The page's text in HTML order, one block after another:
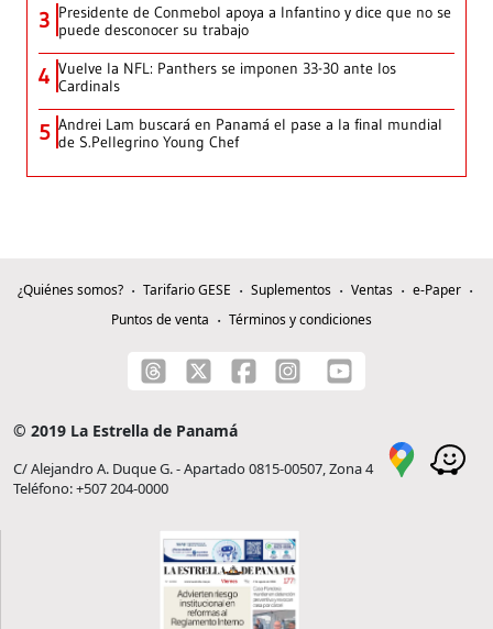
3 Presidente de Conmebol apoya a Infantino y dice que no se
puede desconocer su trabajo
4 Vuelve la NFL: Panthers se imponen 33-30 ante los
Cardinals
5 Andrei Lam buscará en Panamá el pase a la final mundial
de S.Pellegrino Young Chef
¿Quiénes somos? Tarifario GESE Suplementos Ventas
e-Paper
Puntos de venta
Términos y condiciones
© 2019 La Estrella de Panamá
C/ Alejandro A. Duque G. - Apartado 0815-00507, Zona 4
Teléfono: +507 204-0000